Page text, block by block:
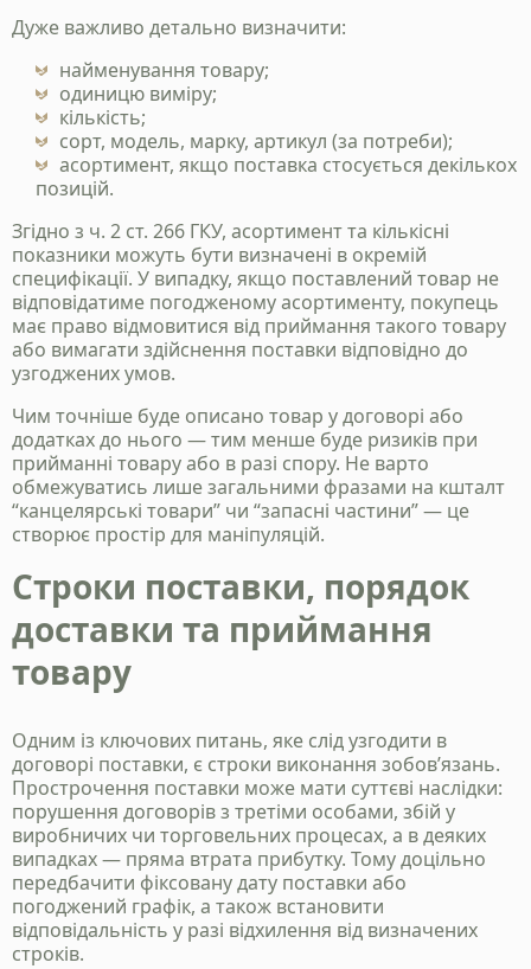
Дуже важливо детально визначити:
найменування товару;
одиницю виміру;
кількість;
сорт, модель, марку, артикул (за потреби);
асортимент, якщо поставка стосується декількох
позицій.
Згідно з ч. 2 ст. 266 ГКУ, асортимент та кількісні
показники можуть бути визначені в окремій
специфікації. У випадку, якщо поставлений товар не
відповідатиме погодженому асортименту, покупець
має право відмовитися від приймання такого товару
або вимагати здійснення поставки відповідно до
узгоджених умов.
Чим точніше буде описано товар у договорі або
додатках до нього — тим менше буде ризиків при
прийманні товару або в разі спору. Не варто
обмежуватись лише загальними фразами на кшталт
“канцелярські товари” чи “запасні частини” — це
створює простір для маніпуляцій.
Строки поставки, порядок
доставки та приймання
товару
Одним із ключових питань, яке слід узгодити в
договорі поставки, є строки виконання зобов’язань.
Прострочення поставки може мати суттєві наслідки:
порушення договорів з третіми особами, збій у
виробничих чи торговельних процесах, а в деяких
випадках — пряма втрата прибутку. Тому доцільно
передбачити фіксовану дату поставки або
погоджений графік, а також встановити
відповідальність у разі відхилення від визначених
строків.